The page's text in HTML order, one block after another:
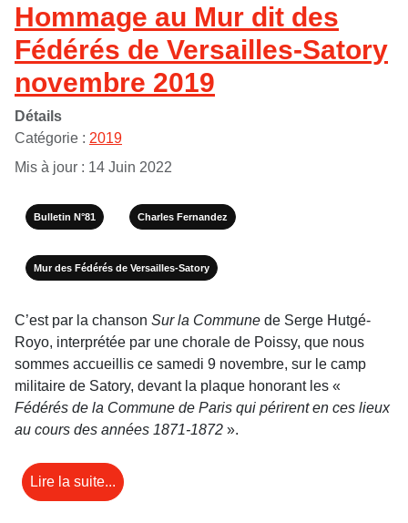
Hommage au Mur dit des
Fédérés de Versailles-Satory
novembre 2019
Détails
Catégorie : 2019
Mis à jour : 14 Juin 2022
Bulletin N°81 Charles Fernandez
Mur des Fédérés de Versailles-Satory
C’est par la chanson Sur la Commune de Serge Hutgé-
Royo, interprétée par une chorale de Poissy, que nous
sommes accueillis ce samedi 9 novembre, sur le camp
militaire de Satory, devant la plaque honorant les «
Fédérés de la Commune de Paris qui périrent en ces lieux
au cours des années 1871-1872 ».
Lire la suite...